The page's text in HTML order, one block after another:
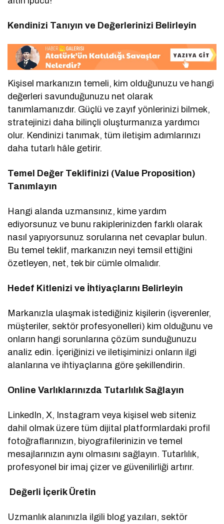
Kendinizi Tanıyın ve Değerlerinizi Belirleyin
Kişisel markanızın temeli, kim olduğunuzu ve hangi
değerleri savunduğunuzu net olarak
tanımlamanızdır. Güçlü ve zayıf yönlerinizi bilmek,
stratejinizi daha bilinçli oluşturmanıza yardımcı
olur. Kendinizi tanımak, tüm iletişim adımlarınızı
daha tutarlı hâle getirir.
Temel Değer Teklifinizi (Value Proposition)
Tanımlayın
Hangi alanda uzmansınız, kime yardım
ediyorsunuz ve bunu rakiplerinizden farklı olarak
nasıl yapıyorsunuz sorularına net cevaplar bulun.
Bu temel teklif, markanızın neyi temsil ettiğini
özetleyen, net, tek bir cümle olmalıdır.
Hedef Kitlenizi ve İhtiyaçlarını Belirleyin
Markanızla ulaşmak istediğiniz kişilerin (işverenler,
müşteriler, sektör profesyonelleri) kim olduğunu ve
onların hangi sorunlarına çözüm sunduğunuzu
analiz edin. İçeriğinizi ve iletişiminizi onların ilgi
alanlarına ve ihtiyaçlarına göre şekillendirin.
Online Varlıklarınızda Tutarlılık Sağlayın
LinkedIn, X, Instagram veya kişisel web siteniz
dahil olmak üzere tüm dijital platformlardaki profil
fotoğraflarınızın, biyografilerinizin ve temel
mesajlarınızın aynı olmasını sağlayın. Tutarlılık,
profesyonel bir imaj çizer ve güvenilirliği artırır.
Değerli İçerik Üretin
Uzmanlık alanınızla ilgili blog yazıları, sektör